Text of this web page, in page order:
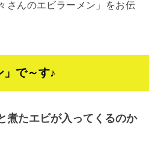
さんのエビラーメン」をお伝
」で～す♪
煮たエビが入ってくるのか